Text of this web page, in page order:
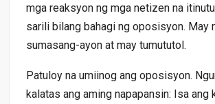
mga reaksyon ng mga netizen na
sarili bilang bahagi ng oposisyon. May
sumasang-ayon at may tumututol.
Patuloy na umiinog ang oposisyon.
kalatas ang aming napapansin: Isa ang